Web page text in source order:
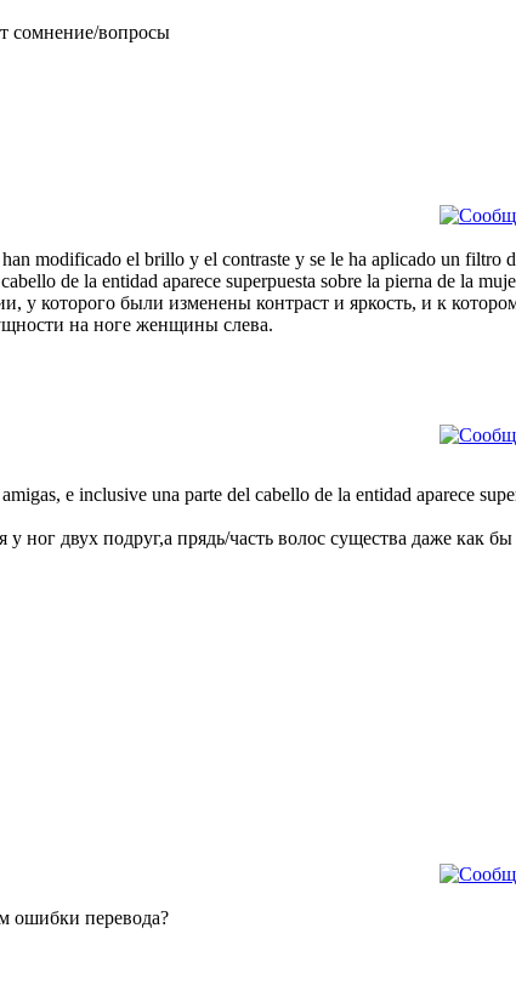
сомнение/вопросы
modificado el brillo y el contraste y se le ha aplicado un filtro
de la entidad aparece superpuesta sobre la pierna de la
у которого были изменены контраст и яркость, и к
на ноге женщины слева.
e inclusive una parte del cabello de la entidad aparece
ног двух подруг,а прядь/часть волос существа даже как бы
ошибки перевода?